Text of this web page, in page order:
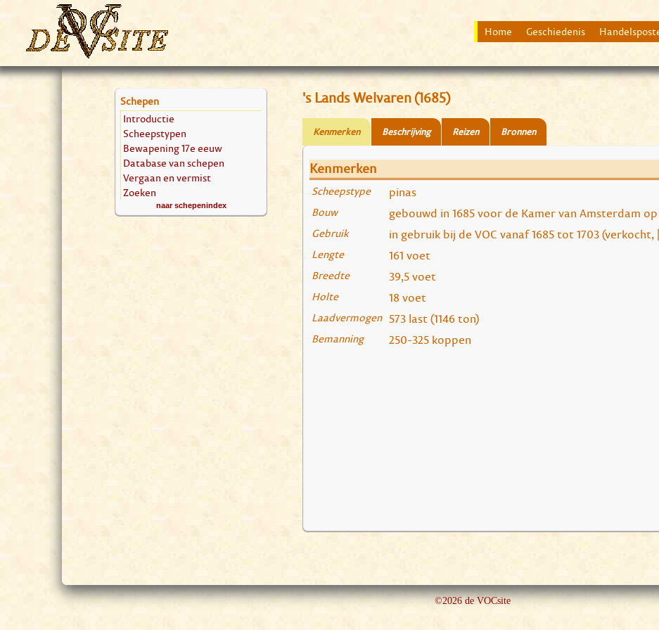
Home Geschiedenis
Schepen
Introductie
Scheepstypen
Bewapening 17e eeuw
Database van schepen
Vergaan en vermist
Zoeken
naar schepenindex
's Lands Welvaren (1685)
Kenmerken Beschrijving Reizen Bronnen
Kenmerken
Scheepstype pinas
Bouw gebouwd in 1685 voor de Kamer van Amsterdam
Gebruik in gebruik bij de VOC vanaf 1685 tot 1703
Lengte 161 voet
Breedte 39,5 voet
Holte 18 voet
Laadvermogen 573 last (1146 ton)
Bemanning 250-325 koppen
©2026 de VOCsite